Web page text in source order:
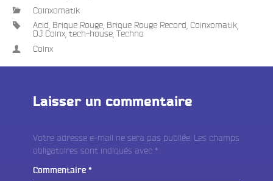
Coinxomatik
Acid Brique Rouge Brique Rouge Record Coinxomatik
DJ Coinx tech-house Techno
Coinx
Laisser un commentaire
Votre adresse e-mail ne sera pas publiée. Les champs
obligatoires sont indiqués avec *
Commentaire *